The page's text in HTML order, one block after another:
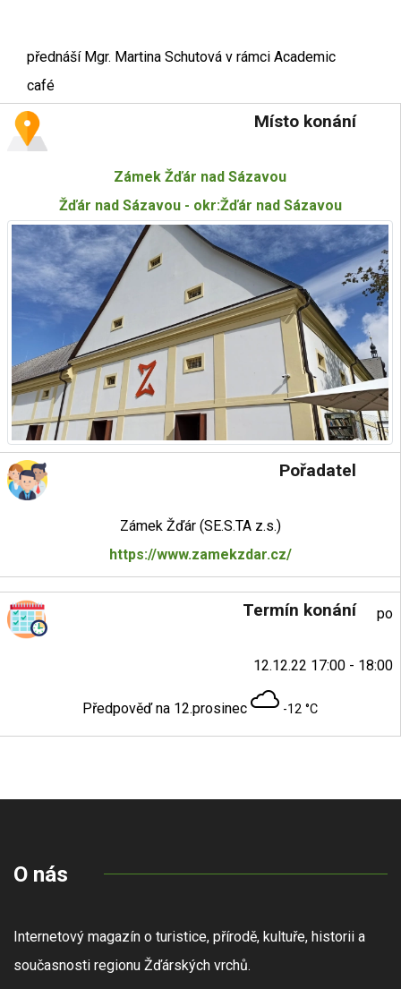
přednáší Mgr. Martina Schutová v rámci Academic
café
Místo konání
Zámek Žďár nad Sázavou
Žďár nad Sázavou - okr:Žďár nad Sázavou
Pořadatel
Zámek Žďár (SE.S.TA z.s.)
https://www.zamekzdar.cz/
Termín konání po
12.12.22 17:00 - 18:00
Předpověď na 12.prosinec -12 °C
O nás
Internetový magazín o turistice, přírodě, kultuře, historii a
současnosti regionu Žďárských vrchů.